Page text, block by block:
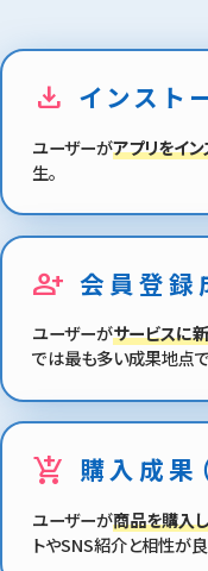
download インスト
ユーザーがアプリをイ
生。
person_add 会員登録
ユーザーがサービスに
では最も多い成果地点で
add_shopping_cart 購入成果
ユーザーが商品を購入
トやSNS紹介と相性が